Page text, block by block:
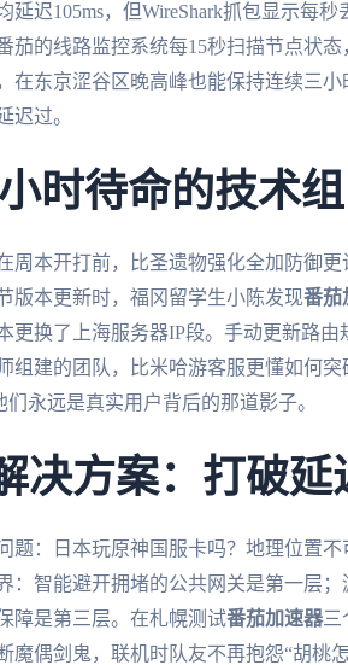
延迟105ms，但WireShark抓包显示每
茄的线路监控系统每15秒扫描节点状
在东京涩谷区晚高峰也能保持连续三
迟过。
时待命的技术
周本开打前，比圣遗物强化全加防御
版本更新时，福冈留学生小陈发现番茄
更换了上海服务器IP段。手动更新路
组建的团队，比米哈游客服更懂如何
们永远是真实用户背后的那道影子。
决方案：打破延
题：日本玩原神国服卡吗？地理位置
：智能避开拥堵的公共网关是第一层
障是第三层。在札幌测试番茄加速器三
魔偶剑鬼，联机时队友不再抱怨“胡桃